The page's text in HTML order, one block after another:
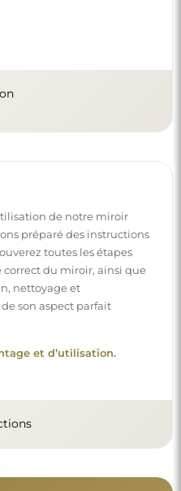
de notre miroir
préparé des instructions
toutes les étapes
du miroir, ainsi que
nettoyage et
son aspect parfait
et d’utilisation.